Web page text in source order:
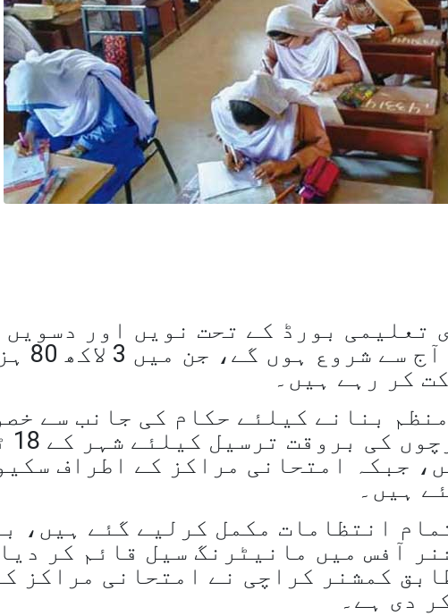
تعلیمی بورڈ کے تحت نویں اور دسویں
جماعت کے سالانہ
کر رہے ہیں۔
بنانے کیلئے حکام کی جانب سے
ہیں، جبکہ امتحانی مراکز کے اطراف
ہیں۔
انتظامات مکمل کرلیے گئے ہیں،
آفس میں مانیٹرنگ سیل قائم کر دیا
کمشنر کراچی نے امتحانی مراکز